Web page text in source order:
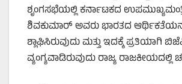
ಶೃಂಗಸಭೆಯಲ್ಲಿ ಕರ್ನಾಟಕದ
ಶಿವಕುಮಾರ್ ಅವರು ಭಾರತದ
ಶ್ಲಾಘಿಸಿರುವುದು ಮತ್ತು ಇದಕ್ಕೆ ಪ್ರತಿಯಾಗಿ
ವ್ಯಂಗ್ಯವಾಡಿರುವುದು ರಾಜ್ಯ ರಾಜಕೀಯದಲ್ಲಿ